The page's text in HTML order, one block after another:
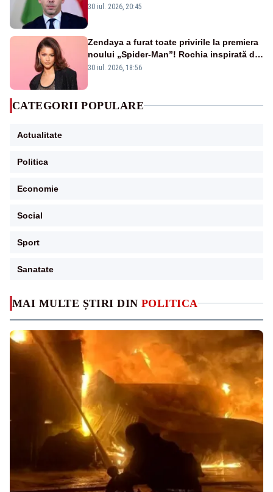
MAI MULTE ȘTIRI DIN POLITICA
oprirea centralei de la Paks
30 iul. 2026, 20:45
Zendaya a furat toate privirile la premiera
noului „Spider-Man”! Rochia inspirată de
pânza de păianjen a făcut senzație
30 iul. 2026, 18:56
CATEGORII POPULARE
Actualitate
Politica
Economie
Social
Sport
Sanatate